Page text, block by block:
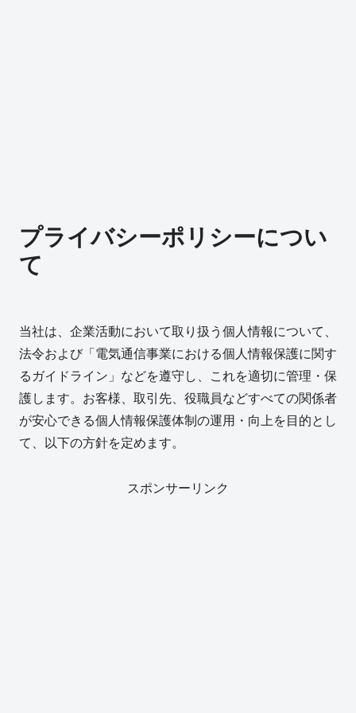
プライバシーポリシーについ
て
当社は、企業活動において取り扱う個人情報について、
法令および「電気通信事業における個人情報保護に関す
るガイドライン」などを遵守し、これを適切に管理・保
護します。お客様、取引先、役職員などすべての関係者
が安心できる個人情報保護体制の運用・向上を目的とし
て、以下の方針を定めます。
スポンサーリンク